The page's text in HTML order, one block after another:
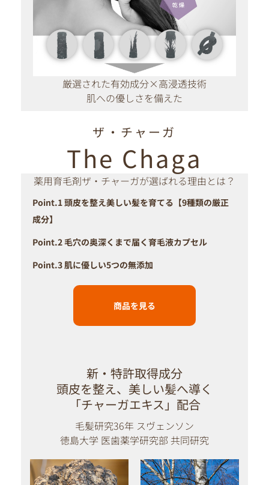
厳選された有効成分×高浸透技術
肌への優しさを備えた
ザ・チャーガ
The Chaga
薬用育毛剤ザ・チャーガが選ばれる理由とは？
Point.1 頭皮を整え美しい髪を育てる【9種類の厳正
成分】
Point.2 毛穴の奥深くまで届く育毛液カプセル
Point.3 肌に優しい5つの無添加
商品を見る
新・特許取得成分
頭皮を整え、美しい髪へ導く
「チャーガエキス」配合
毛髪研究36年 スヴェンソン
徳島大学 医歯薬学研究部 共同研究